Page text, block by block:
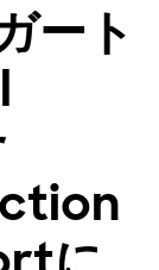
ート